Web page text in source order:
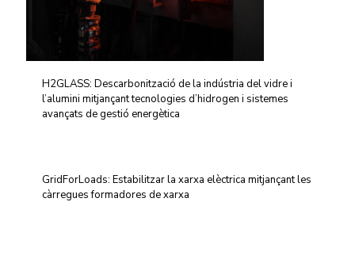
H2GLASS: Descarbonització de la indústria del vidre i
l’alumini mitjançant tecnologies d’hidrogen i sistemes
avançats de gestió energètica
GridForLoads: Estabilitzar la xarxa elèctrica mitjançant les
càrregues formadores de xarxa